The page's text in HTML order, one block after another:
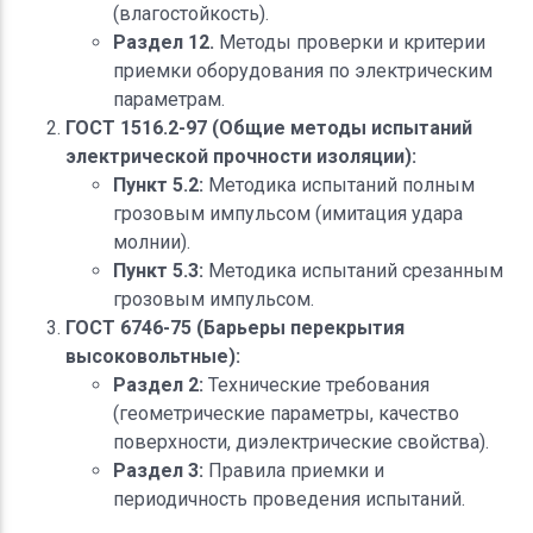
(влагостойкость).
Раздел 12. Методы проверки и критерии
приемки оборудования по электрическим
параметрам.
ГОСТ 1516.2-97 (Общие методы испытаний
электрической прочности изоляции):
Пункт 5.2: Методика испытаний полным
грозовым импульсом (имитация удара
молнии).
Пункт 5.3: Методика испытаний срезанным
грозовым импульсом.
ГОСТ 6746-75 (Барьеры перекрытия
высоковольтные):
Раздел 2: Технические требования
(геометрические параметры, качество
поверхности, диэлектрические свойства).
Раздел 3: Правила приемки и
периодичность проведения испытаний.